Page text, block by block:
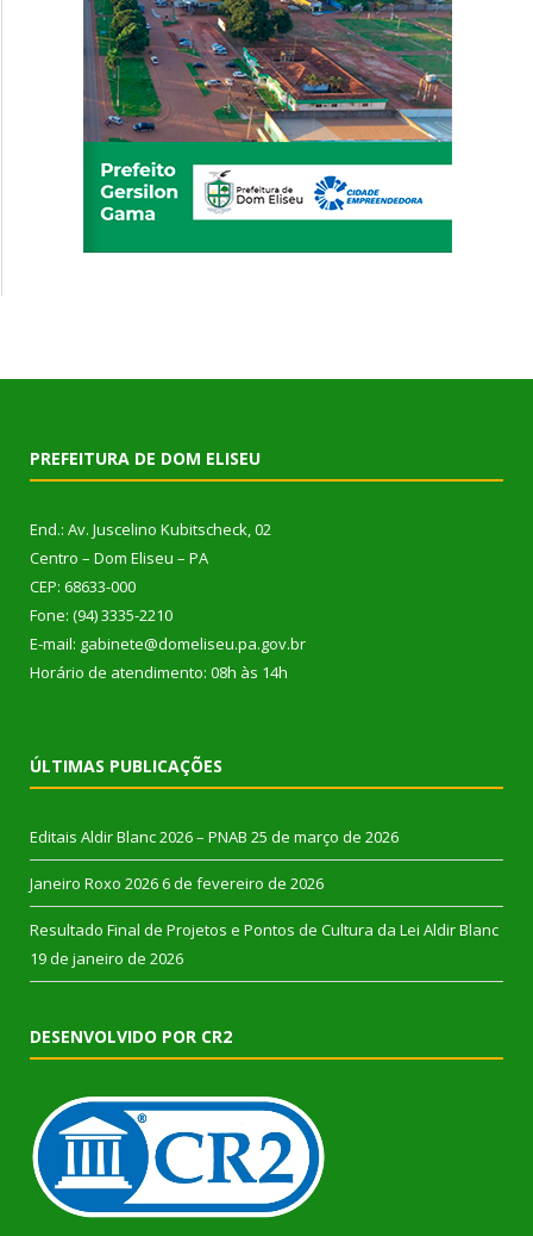
PREFEITURA DE DOM ELISEU
End.: Av. Juscelino Kubitscheck, 02
Centro – Dom Eliseu – PA
CEP: 68633-000
Fone: (94) 3335-2210
E-mail: gabinete@domeliseu.pa.gov.br
Horário de atendimento: 08h às 14h
ÚLTIMAS PUBLICAÇÕES
Editais Aldir Blanc 2026 – PNAB 25 de março de 2026
Janeiro Roxo 2026 6 de fevereiro de 2026
Resultado Final de Projetos e Pontos de Cultura da Lei Aldir Blanc
19 de janeiro de 2026
DESENVOLVIDO POR CR2